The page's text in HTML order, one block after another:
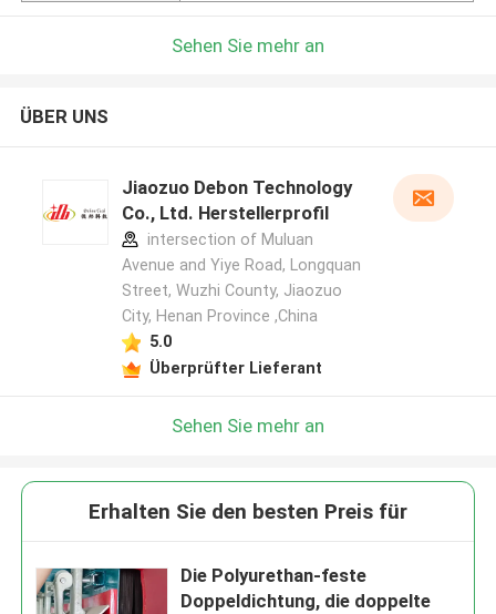
Sehen Sie mehr an
ÜBER UNS
Jiaozuo Debon Technology
Co., Ltd. Herstellerprofil
intersection of Muluan
Avenue and Yiye Road, Longquan
Street, Wuzhi County, Jiaozuo
City, Henan Province ,China
5.0
Überprüfter Lieferant
Sehen Sie mehr an
Erhalten Sie den besten Preis für
Die Polyurethan-feste
Doppeldichtung, die doppelte